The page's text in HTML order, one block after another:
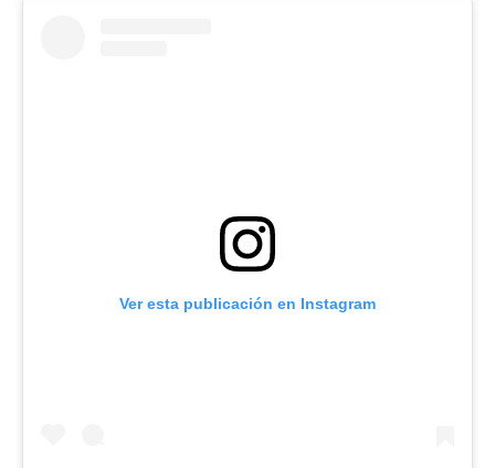
Ver esta publicación en Instagram